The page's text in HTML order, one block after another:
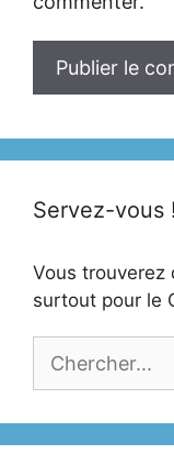
Servez-vous !
Vous trouverez
surtout pour le